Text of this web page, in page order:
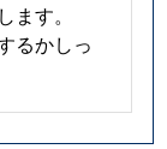
す。
るかしっ